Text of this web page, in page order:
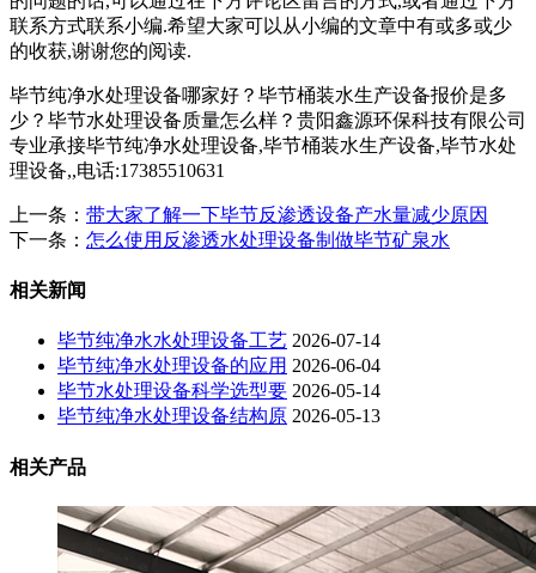
联系方式联系小编.希望大家可以从小编的文章中有或多或少
的收获,谢谢您的阅读.
毕节纯净水处理设备哪家好？毕节桶装水生产设备报价是多
少？毕节水处理设备质量怎么样？贵阳鑫源环保科技有限公司
专业承接毕节纯净水处理设备,毕节桶装水生产设备,毕节水处
理设备,,电话:17385510631
上一条： 带大家了解一下毕节反渗透设备产水量减少原因
下一条： 怎么使用反渗透水处理设备制做毕节矿泉水
相关新闻
毕节纯净水水处理设备工艺 2026-07-14
毕节纯净水处理设备的应用 2026-06-04
毕节水处理设备科学选型要 2026-05-14
毕节纯净水处理设备结构原 2026-05-13
相关产品